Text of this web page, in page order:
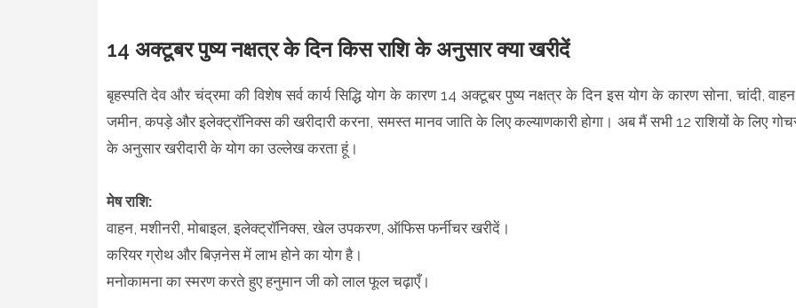
14 अक्टूबर पुष्य नक्षत्र के दिन किस राशि के अनुसार क्या खरीदें
बृहस्पति देव और चंद्रमा की विशेष सर्व कार्य सिद्धि योग के कारण 14 अक्टूबर पुष्य नक्षत्र के दिन इस योग के कारण सोना, चांदी,
जमीन, कपड़े और इलेक्ट्रॉनिक्स की खरीदारी करना, समस्त मानव जाति के लिए कल्याणकारी होगा। अब मैं सभी 12 राशियों के लिए
के अनुसार खरीदारी के योग का उल्लेख करता हूं।
मेष राशि:
वाहन, मशीनरी, मोबाइल, इलेक्ट्रॉनिक्स, खेल उपकरण, ऑफिस फर्नीचर खरीदें।
करियर ग्रोथ और बिज़नेस में लाभ होने का योग है।
मनोकामना का स्मरण करते हुए हनुमान जी को लाल फूल चढ़ाएँ।